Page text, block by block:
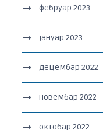
фебруар 2023
јануар 2023
децембар 2022
новембар 2022
октобар 2022